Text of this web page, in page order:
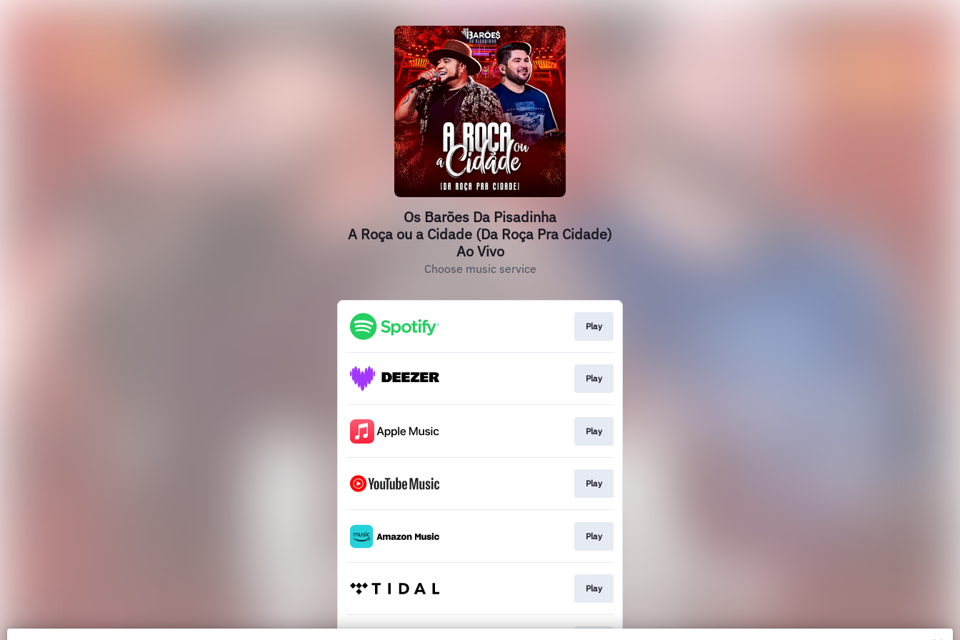
Os Barões Da Pisadinha
A Roça ou a Cidade (Da Roça Pra Cidade)
Ao Vivo
Choose music service
Play
Play
Play
Play
Play
Play